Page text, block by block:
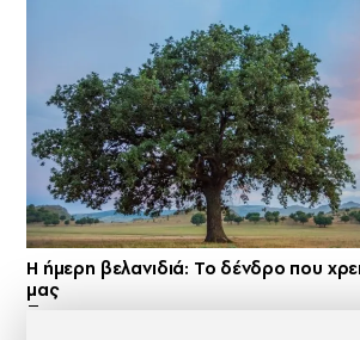
Η ήμερη βελανιδιά: Το δένδρο που
μας